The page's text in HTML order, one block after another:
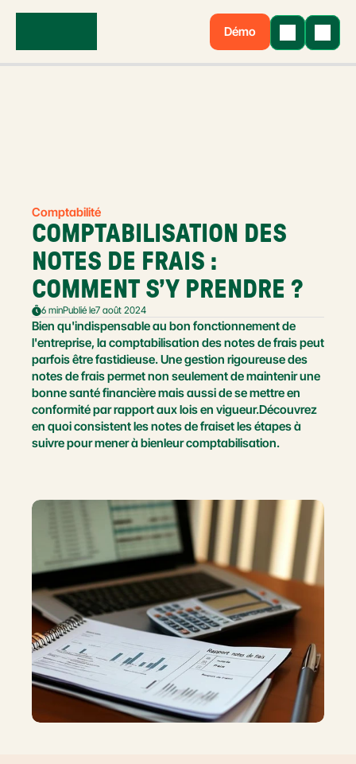
Démo
Comptabilité
COMPTABILISATION DES
NOTES DE FRAIS :
COMMENT S’Y PRENDRE ?
6 minPublié le7 août 2024
Bien qu'indispensable au bon fonctionnement de
l'entreprise, la comptabilisation des notes de frais peut
parfois être fastidieuse. Une gestion rigoureuse des
notes de frais permet non seulement de maintenir une
bonne santé financière mais aussi de se mettre en
conformité par rapport aux lois en vigueur.Découvrez
en quoi consistent les notes de fraiset les étapes à
suivre pour mener à bienleur comptabilisation.